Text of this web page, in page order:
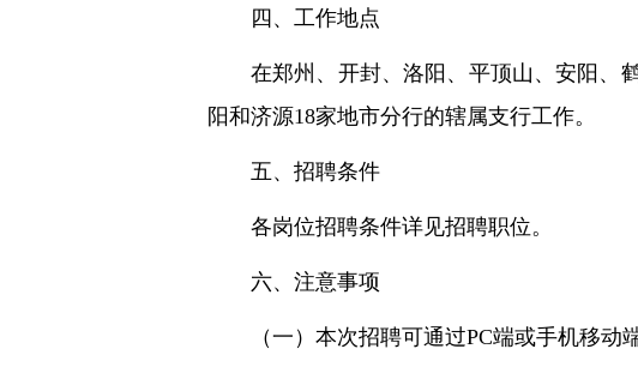
四、工作地点
在郑州、开封、洛阳、平顶山、安阳、
阳和济源18家地市分行的辖属支行工作。
五、招聘条件
各岗位招聘条件详见招聘职位。
六、注意事项
（一）本次招聘可通过PC端或手机移动